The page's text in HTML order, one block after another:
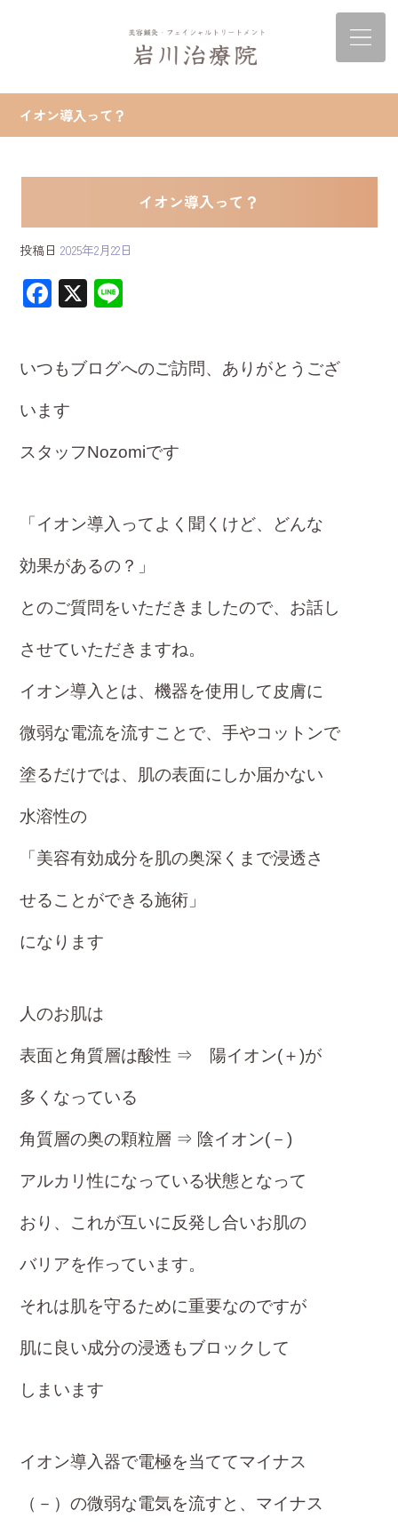
イオン導入って？
イオン導入って？
投稿日 2025年2月22日
F
ac
b
o
ok
X
いつもブログへのご訪問、ありがとうござ
います
スタッフNozomiです
「イオン導入ってよく聞くけど、どんな
効果があるの？」
とのご質問をいただきましたので、お話し
させていただきますね。
イオン導入とは、機器を使用して皮膚に
微弱な電流を流すことで、手やコットンで
塗るだけでは、肌の表面にしか届かない
水溶性の
「美容有効成分を肌の奥深くまで浸透さ
せることができる施術」
になります
人のお肌は
表面と角質層は酸性 ⇒ 陽イオン(＋)が
多くなっている
角質層の奥の顆粒層 ⇒ 陰イオン(－)
アルカリ性になっている状態となって
おり、これが互いに反発し合いお肌の
バリアを作っています。
それは肌を守るために重要なのですが
肌に良い成分の浸透もブロックして
しまいます
イオン導入器で電極を当ててマイナス
（－）の微弱な電気を流すと、マイナス